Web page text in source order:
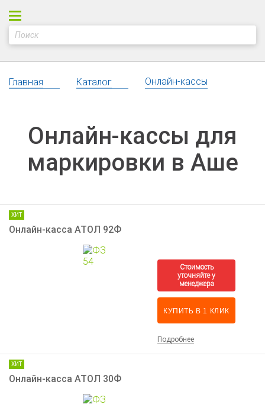
Главная Каталог Онлайн-кассы
Онлайн-кассы для
маркировки в Аше
ХИТ
Онлайн-касса АТОЛ 92Ф
КУПИТЬ В 1 КЛИК
Подробнее
ХИТ
Онлайн-касса АТОЛ 30Ф